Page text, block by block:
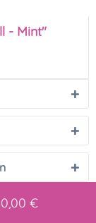
- Mint"
€